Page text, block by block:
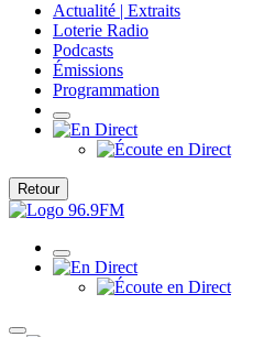
Actualité | Extraits
Loterie Radio
Podcasts
Émissions
Programmation
Retour